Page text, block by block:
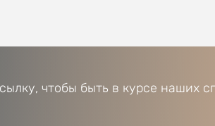
чтобы быть в курсе наших